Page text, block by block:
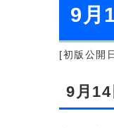
9月
[初版公開
9月